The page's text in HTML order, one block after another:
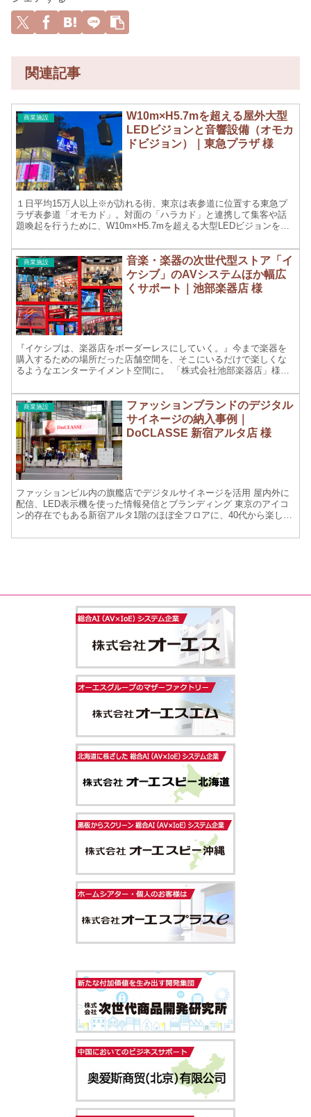
関連記事
商業施設
W10m×H5.7mを超える屋外大型
LEDビジョンと音響設備（オモカ
ドビジョン）｜東急プラザ 様
１日平均15万人以上※が訪れる街、東京は表参道に位置する東急プ
ラザ表参道「オモカド」。対面の「ハラカド」と連携して集客や話
題喚起を行うために、W10m×H5.7mを超える大型LEDビジョンを導
商業施設
音楽・楽器の次世代型ストア「イ
ケシブ」のAVシステムほか幅広
くサポート｜池部楽器店 様
『イケシブは、楽器店をボーダーレスにしていく。』今まで楽器を
購入するための場所だった店舗空間を、そこにいるだけで楽しくな
るようなエンターテイメント空間に。 「株式会社池部楽器店」様は
商業施設
ファッションブランドのデジタル
サイネージの納入事例｜
DoCLASSE 新宿アルタ店 様
ファッションビル内の旗艦店でデジタルサイネージを活用 屋内外に
配信、LED表示機を使った情報発信とブランディング 東京のアイコ
ン的存在でもある新宿アルタ1階のほぼ全フロアに、40代から楽しむ